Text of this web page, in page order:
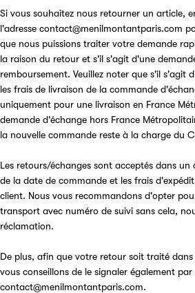
Si vous souhaitez nous retourner un article,
l'adresse contact@menilmontantparis.com
que nous puissions traiter votre demande
la raison du retour et s'il s'agit d'une
remboursement. Veuillez noter que s'il s'agit
les frais de livraison de la commande
uniquement pour une livraison en France
demande d'échange hors France
la nouvelle commande reste à la charge du
Les retours/échanges sont acceptés dans un
de la date de commande et les frais
client. Nous vous recommandons d'opter
transport avec numéro de suivi sans cela,
réclamation.
De plus, afin que votre retour soit traité dans
vous conseillons de le signaler également
contact@menilmontantparis.com.